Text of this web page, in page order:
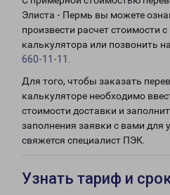
Элиста - Пермь вы можете
произвести расчет стоимости
калькулятора или позвонить
660-11-11
Для того, чтобы заказать
калькуляторе необходимо
стоимости доставки и
заполнения заявки с вами для
свяжется специалист ПЭК.
Узнать тариф и